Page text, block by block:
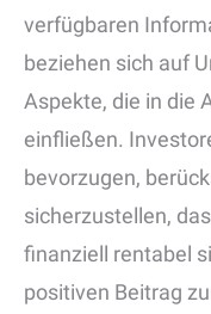
verfügbaren
beziehen sich auf
Aspekte, die in die
einfließen.
bevorzugen,
sicherzustellen,
finanziell rentabel
positiven Beitrag